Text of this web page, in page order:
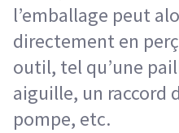
l’emballage peut
directement en
outil, tel qu’une
aiguille, un raccord
pompe, etc.